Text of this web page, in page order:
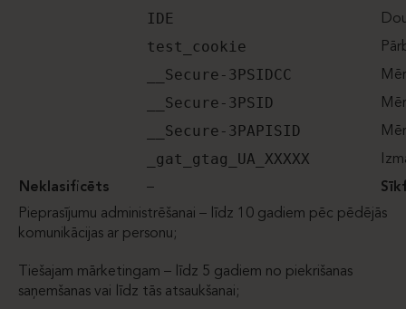
IDE
test_cookie
__Secure-3PSIDCC
__Secure-3PSID
__Secure-3PAPISID
_gat_gtag_UA_XXXXX
Neklasificēts
–
Pieprasījumu administrēšanai – līdz 10 gadiem pēc pēdējās
komunikācijas ar personu;
Tiešajam mārketingam – līdz 5 gadiem no piekrišanas
saņemšanas vai līdz tās atsaukšanai;